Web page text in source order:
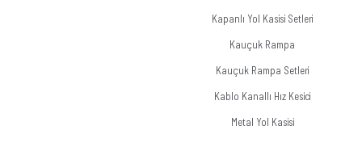
Kapanlı Yol Kasisi Setleri
Kauçuk Rampa
Kauçuk Rampa Setleri
Kablo Kanallı Hız Kesici
Metal Yol Kasisi